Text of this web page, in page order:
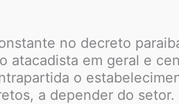
no decreto
em geral e
o
a depender do setor.